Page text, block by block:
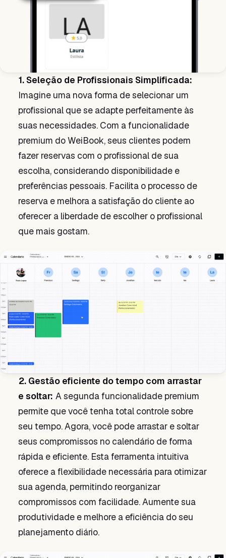
1. Seleção de Profissionais Simplificada:
Imagine uma nova forma de selecionar um
profissional que se adapte perfeitamente às
suas necessidades. Com a funcionalidade
premium do WeiBook, seus clientes podem
fazer reservas com o profissional de sua
escolha, considerando disponibilidade e
preferências pessoais. Facilita o processo de
reserva e melhora a satisfação do cliente ao
oferecer a liberdade de escolher o profissional
que mais gostam.
2. Gestão eficiente do tempo com arrastar
e soltar: A segunda funcionalidade premium
permite que você tenha total controle sobre
seu tempo. Agora, você pode arrastar e soltar
seus compromissos no calendário de forma
rápida e eficiente. Esta ferramenta intuitiva
oferece a flexibilidade necessária para otimizar
sua agenda, permitindo reorganizar
compromissos com facilidade. Aumente sua
produtividade e melhore a eficiência do seu
planejamento diário.